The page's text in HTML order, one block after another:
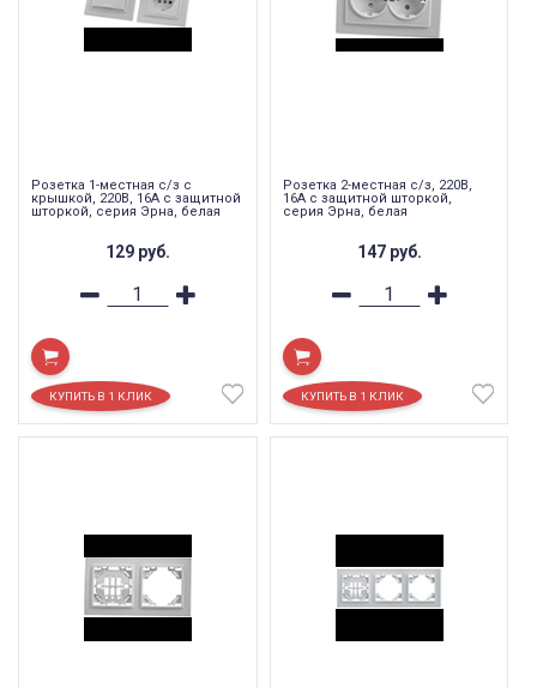
Розетка 1-местная с/з с
крышкой, 220В, 16А с защитной
шторкой, серия Эрна, белая
129 руб.
Розетка 2-местная с/з, 220В,
16А с защитной шторкой,
серия Эрна, белая
147 руб.